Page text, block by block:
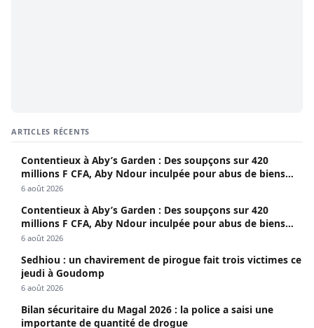
ARTICLES RÉCENTS
Contentieux à Aby’s Garden : Des soupçons sur 420
millions F CFA, Aby Ndour inculpée pour abus de biens
sociaux
6 août 2026
Contentieux à Aby’s Garden : Des soupçons sur 420
millions F CFA, Aby Ndour inculpée pour abus de biens
sociaux
6 août 2026
Sedhiou : un chavirement de pirogue fait trois victimes ce
jeudi à Goudomp
6 août 2026
Bilan sécuritaire du Magal 2026 : la police a saisi une
importante de quantité de drogue